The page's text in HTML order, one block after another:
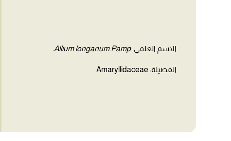
الاسم العلمي:Allium longanum Pamp.
الفصيلة: Amaryllidaceae